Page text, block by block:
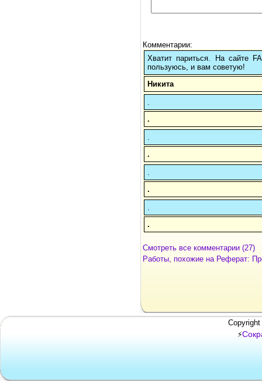
Комментарии:
Хватит париться. На сайте
пользуюсь, и вам советую!
Никита
.
.
.
.
Смотреть все комментарии (27)
Работы, похожие на Реферат:
⚡